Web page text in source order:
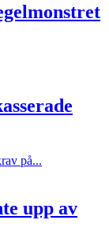
på...
upp av